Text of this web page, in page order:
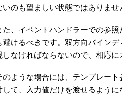
いのも望ましい状態ではありませ
、イベントハンドラーでの参照
避けるべきです。双方向バイン
しなければならないので、相応に
ような場合には、テンプレート
して、入力値だけを渡せるように